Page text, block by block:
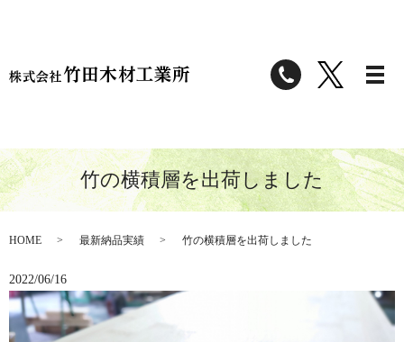
竹の横積層を出荷しました
HOME 最新納品実績 竹の横積層を出荷しました
2022/06/16